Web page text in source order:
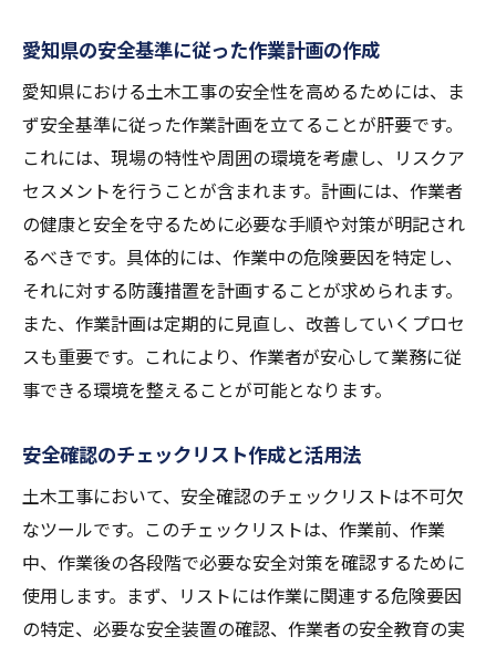
安全性を高めるための現場ルールの制定
重大事故を防ぐための事前準備
リスク低減に貢献するコミュニケーション
の取り組み
定期的な安全教育が愛知県の土木工事に果たす
役割
安全教育プログラムの設計と実施要件
効果的な安全教育を支える教材の選び方
実際の事故事例を用いた教育の重要性
従業員の安全意識を高めるための方法
愛知県での安全教育成功例の共有
愛知県の土木工事で安全性を高める実践的ガイ
ド
日常的に実施すべき安全対策のリスト
現場の安全文化を育むための具体策
プロジェクトマネージャーが知っておくべ
愛知県の安全基準に従った作業計画の作成
愛知県における土木工事の安全性を高めるためには、ま
ず安全基準に従った作業計画を立てることが肝要です。
これには、現場の特性や周囲の環境を考慮し、リスクア
セスメントを行うことが含まれます。計画には、作業者
の健康と安全を守るために必要な手順や対策が明記され
るべきです。具体的には、作業中の危険要因を特定し、
それに対する防護措置を計画することが求められます。
また、作業計画は定期的に見直し、改善していくプロセ
スも重要です。これにより、作業者が安心して業務に従
事できる環境を整えることが可能となります。
安全確認のチェックリスト作成と活用法
土木工事において、安全確認のチェックリストは不可欠
なツールです。このチェックリストは、作業前、作業
中、作業後の各段階で必要な安全対策を確認するために
使用します。まず、リストには作業に関連する危険要因
の特定、必要な安全装置の確認、作業者の安全教育の実